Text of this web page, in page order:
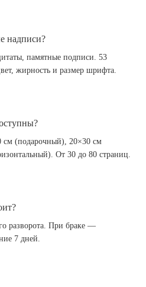
надписи?
памятные подписи. 53
жирность и размер шрифта.
см (подарочный), 20×30 см
От 30 до 80 страниц.
разворота. При браке —
7 дней.